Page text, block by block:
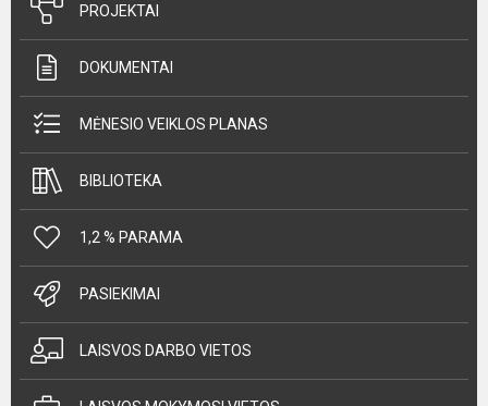
PROJEKTAI
DOKUMENTAI
MĖNESIO VEIKLOS PLANAS
BIBLIOTEKA
1,2 % PARAMA
PASIEKIMAI
LAISVOS DARBO VIETOS